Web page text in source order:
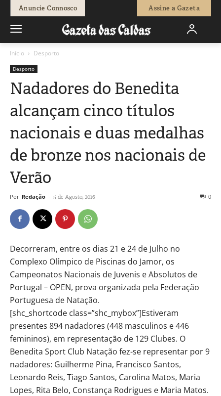
Anuncie Connosco Assine a Gazeta
Início Desporto
Desporto
Nadadores do Benedita
alcançam cinco títulos
nacionais e duas medalhas
de bronze nos nacionais de
Verão
Por Redação - 5 de Agosto, 2016 0
Decorreram, entre os dias 21 e 24 de Julho no
Complexo Olímpico de Piscinas do Jamor, os
Campeonatos Nacionais de Juvenis e Absolutos de
Portugal – OPEN, prova organizada pela Federação
Portuguesa de Natação.
[shc_shortcode class=”shc_mybox”]Estiveram
presentes 894 nadadores (448 masculinos e 446
femininos), em representação de 129 Clubes. O
Benedita Sport Club Natação fez-se representar por 9
nadadores: Guilherme Pina, Francisco Santos,
Leonardo Reis, Tiago Santos, Carolina Matos, Maria
Lopes, Rita Belo, Constança Rodrigues e Maria Matos.